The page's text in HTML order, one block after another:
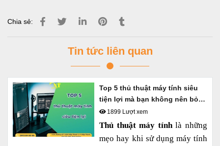
Chia sẻ:
Tin tức liên quan
Top 5 thủ thuật máy tính siêu
tiện lợi mà bạn không nên bỏ
qua1899 Lượt xem
Thủ thuật máy tínhlà những
mẹo hay khi sử dụng máy tính